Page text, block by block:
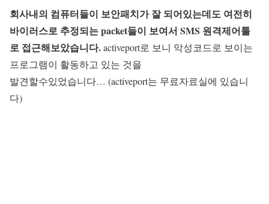
회사내의 컴퓨터들이 보안패치가 잘 되어있는데도 여전히
바이러스로 추정되는 packet들이 보여서 SMS 원격제어툴
로 접근해보았습니다.activeport로 보니 악성코드로 보이는
프로그램이 활동하고 있는 것을
발견할수있었습니다… (activeport는 무료자료실에 있습니
다)